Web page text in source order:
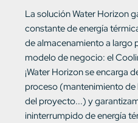
La solución Water Horizon
constante de energía
de almacenamiento a largo
modelo de negocio: el
¡Water Horizon se encarga
proceso (mantenimiento
del proyecto...) y
ininterrumpido de energía